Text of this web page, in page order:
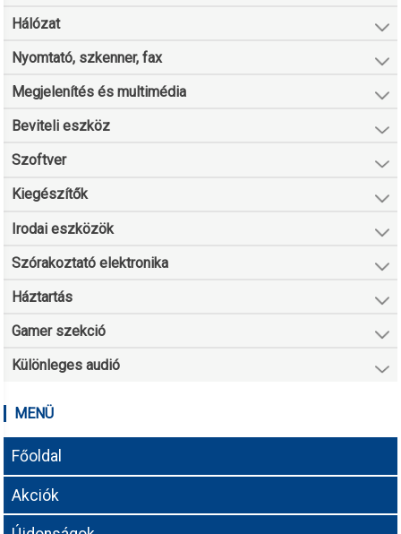
Hálózat
Nyomtató, szkenner, fax
Megjelenítés és multimédia
Beviteli eszköz
Szoftver
Kiegészítők
Irodai eszközök
Szórakoztató elektronika
Háztartás
Gamer szekció
Különleges audió
MENÜ
Főoldal
Akciók